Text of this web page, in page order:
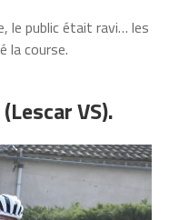
le public était ravi… les
la course.
VS).